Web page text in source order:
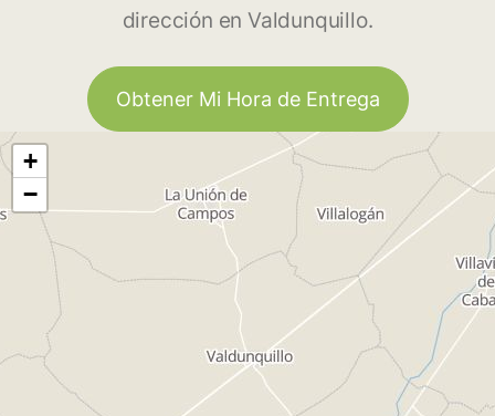
dirección en Valdunquillo.
Obtener Mi Hora de Entrega
+
−